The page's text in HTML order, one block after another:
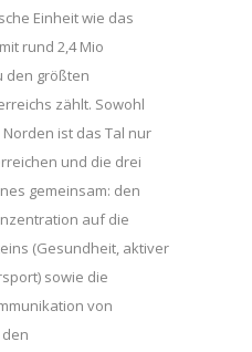
Einheit wie das
rund 2,4 Mio
den größten
zählt. Sowohl
ist das Tal nur
und die drei
gemeinsam: den
auf die
(Gesundheit, aktiver
sowie die
von